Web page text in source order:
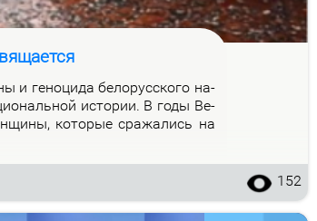
и ге­но­ци­да бе­ло­рус­ско­го на­
ис­то­рии. В го­ды Ве­
ко­то­рые сра­жа­лись на
152